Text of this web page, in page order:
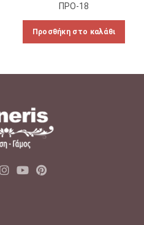
ΠΡΟ-18
Προσθήκη στο καλάθι